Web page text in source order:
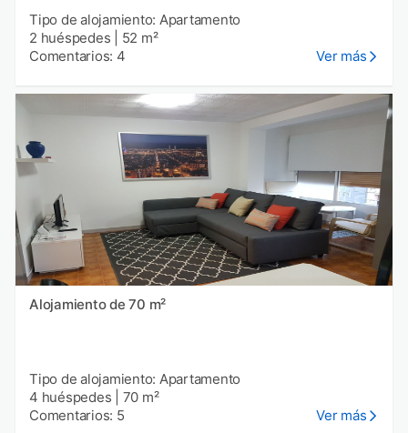
Tipo de alojamiento: Apartamento
2 huéspedes
52 m²
Comentarios: 4
Ver más
Alojamiento de 70 m²
Tipo de alojamiento: Apartamento
4 huéspedes
70 m²
Comentarios: 5
Ver más